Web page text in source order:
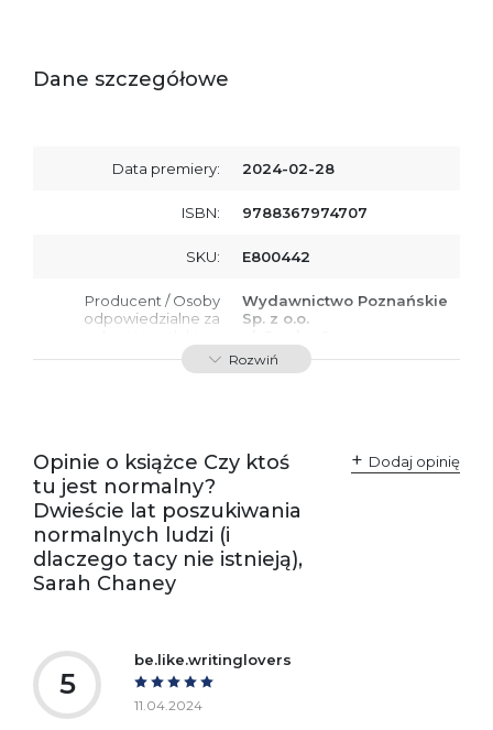
Dane szczegółowe
Data premiery: 2024-02-28
ISBN: 9788367974707
SKU: E800442
Producent / Osoby
odpowiedzialne za
przepisami:
Wydawnictwo Poznańskie
Sp. z o.o.
61-701 Poznań
Polska
Ostrzeżenia oraz
informacje dotyczące
bezpieczeństwa:
Załącznik PDF
Rozwiń
Opinie o książce Czy ktoś
tu jest normalny?
Dwieście lat poszukiwania
normalnych ludzi (i
dlaczego tacy nie istnieją),
Sarah Chaney
Dodaj opinię
5
be.like.writinglovers
11.04.2024